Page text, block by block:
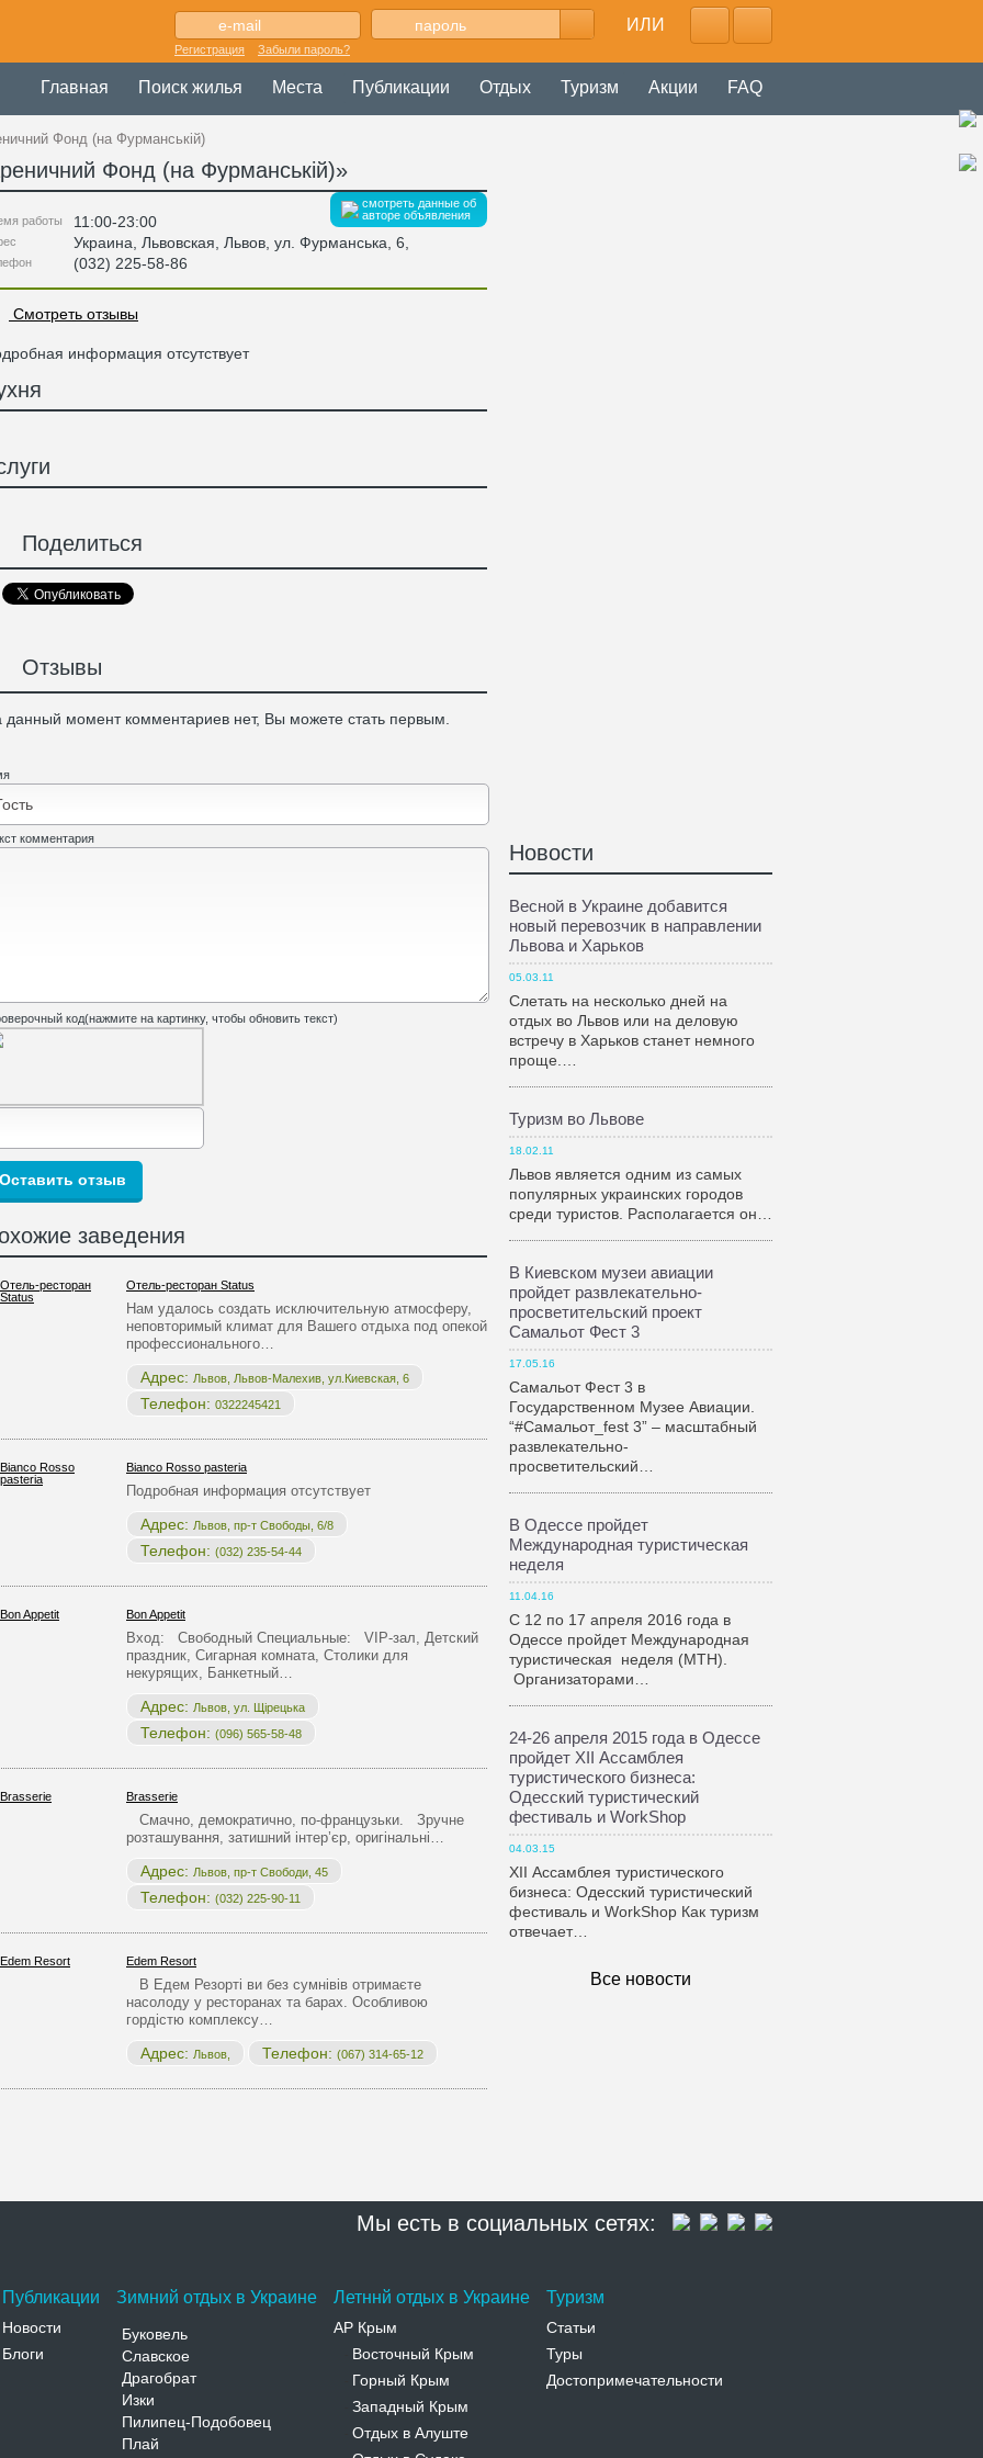
ИЛИ
Регистрация Забыли пароль?
Главная Поиск жилья Места Публикации Отдых Туризм Акции FAQ
Фонд (на Фурманській)
Фонд (на Фурманській)»
смотреть данные об
авторе объявления
работы 11:00-23:00
Украина Львовская , Львов, ул. Фурманська, 6
(032) 225-58-86
Смотреть отзывы
информация отсутствует
Поделиться
Отзывы
данный момент комментариев нет, Вы можете стать первым.
комментария
код(нажмите на картинку, чтобы обновить текст)
заведения
Отель-ресторан Status
Нам удалось создать исключительную атмосферу,
неповторимый климат для Вашего отдыха под опекой
профессионального…
Адрес: Львов, Львов-Малехив, ул.Киевская, 6
Телефон: 0322245421
Bianco Rosso pasteria
Подробная информация отсутствует
Адрес: Львов, пр-т Свободы, 6/8
Телефон: (032) 235-54-44
Bon Appetit
Вход: Свободный Специальные: VIP-зал, Детский
праздник, Сигарная комната, Столики для
некурящих, Банкетный…
Адрес: Львов, ул. Щірецька
Телефон: (096) 565-58-48
Brasserie
Смачно, демократично, по-французьки. Зручне
розташування, затишний інтер’єр, оригінальні…
Адрес: Львов, пр-т Свободи, 45
Телефон: (032) 225-90-11
Edem Resort
В Едем Резорті ви без сумнівів отримаєте
насолоду у ресторанах та барах. Особливою
гордістю комплексу…
Адрес: Львов, Телефон: (067) 314-65-12
Новости
Весной в Украине добавится
новый перевозчик в направлении
Львова и Харьков
05.03.11
Слетать на несколько дней на
отдых во Львов или на деловую
встречу в Харьков станет немного
проще.…
Туризм во Львове
18.02.11
Львов является одним из самых
популярных украинских городов
среди туристов. Располагается он…
В Киевском музеи авиации
пройдет развлекательно-
просветительский проект
Самальот Фест 3
17.05.16
Самальот Фест 3 в
Государственном Музее Авиации.
“#Самальот_fest 3” – масштабный
развлекательно-
просветительский…
В Одессе пройдет
Международная туристическая
неделя
11.04.16
С 12 по 17 апреля 2016 года в
Одессе пройдет Международная
туристическая неделя (МТН).
Организаторами…
24-26 апреля 2015 года в Одессе
пройдет XII Ассамблея
туристического бизнеса:
Одесский туристический
фестиваль и WorkShop
04.03.15
XII Ассамблея туристического
бизнеса: Одесский туристический
фестиваль и WorkShop Как туризм
отвечает…
Все новости
Мы есть в социальных сетях:
Публикации
Новости
Блоги
Зимний отдых в Украине
Буковель
Славское
Драгобрат
Изки
Пилипец-Подобовец
Плай
Летннй отдых в Украине
АР Крым
Восточный Крым
Горный Крым
Западный Крым
Отдых в Алуште
Туризм
Статьи
Туры
Достопримечательности